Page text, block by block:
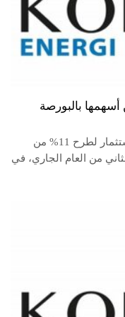
تستهدف طرح 11% من أسهمها بالبورصة
تسعى شركة قرة لمشروعات الطاقة والاستثمار لطرح 11% من
من العام الجاري، في